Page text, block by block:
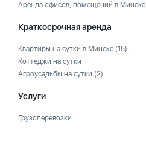
Аренда офисов, помещений в Минске
Краткосрочная аренда
Квартиры на сутки в Минске (15)
Коттеджи на сутки
Агроусадьбы на сутки (2)
Услуги
Грузоперевозки